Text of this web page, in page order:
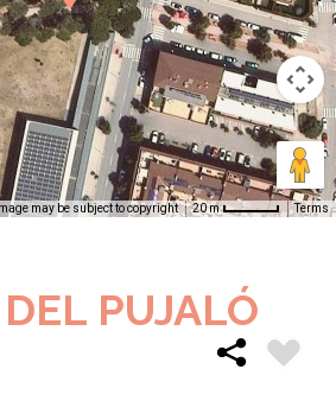
may be subject to copyright 20 m Terms
PUJALÓ